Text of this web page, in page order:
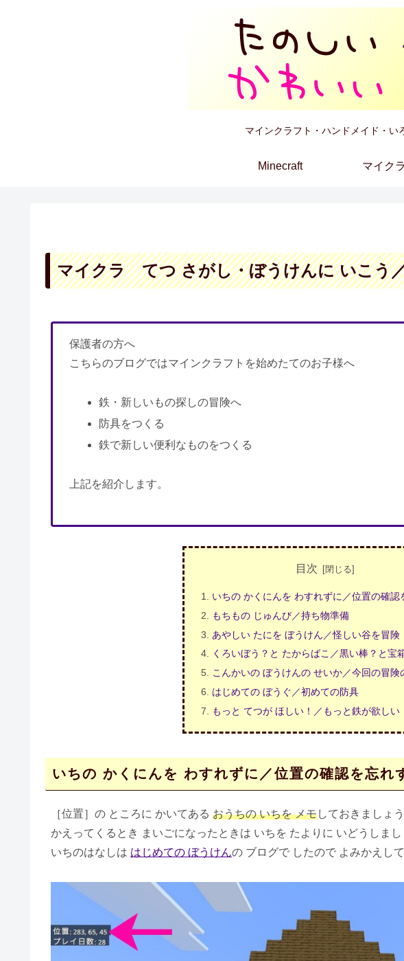
マインクラフト・ハンドメイド・い
Minecraft マイク
マイクラ てつ さがし・ぼうけんに いこう
保護者の方へ
こちらのブログではマインクラフトを始めたてのお子様へ
鉄・新しいもの探しの冒険へ
防具をつくる
鉄で新しい便利なものをつくる
上記を紹介します。
目次
いちの かくにんを わすれずに／位置の確認
もちもの じゅんび／持ち物準備
あやしい たにを ぼうけん／怪しい谷を冒険
くろいぼう？と たからばこ／黒い棒？と宝
こんかいの ぼうけんの せいか／今回の冒険
はじめての ぼうぐ／初めての防具
もっと てつが ほしい！／もっと鉄が欲しい
いちの かくにんを わすれずに／位置の確認を忘れ
［位置］の ところに かいてある おうちの いちを メモしておきましょう
かえってくるとき まいごになったときは いちを たよりに いどうしまし
いちのはなしは はじめての ぼうけんの ブログで したので よみかえして